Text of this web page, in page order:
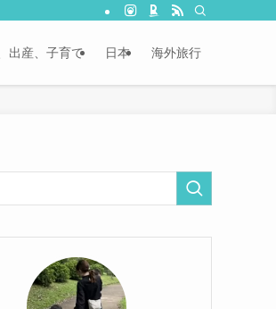
出産、子育て 日本 海外旅行